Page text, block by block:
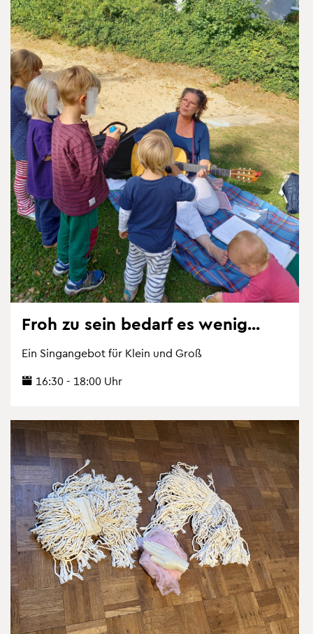
Froh zu sein be­darf es wenig...
Ein Sing­an­ge­bot für Klein und Groß
16:30 - 18:00 Uhr